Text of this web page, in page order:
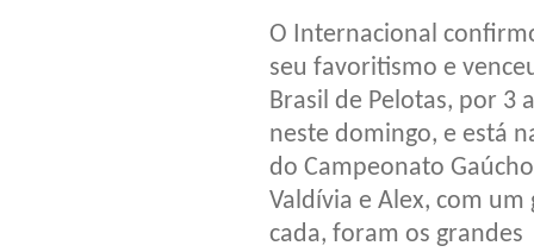
O Internacional
seu favoritismo e
Brasil de Pelotas, por 3
neste domingo, e está
do Campeonato
Valdívia e Alex, com um
cada, foram os grandes